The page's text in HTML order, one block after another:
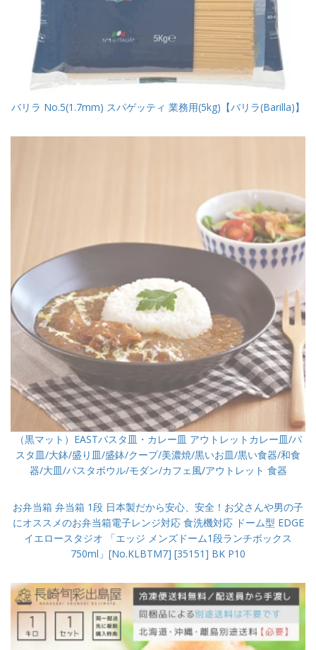
バリラ No.5(1.7mm) スパゲッティ 業務用(5kg)【バリラ(Barilla)】
（黒マット）EASTパスタ皿・カレー皿 アウトレットカレー皿/パ
スタ皿/大鉢/盛り皿/盛鉢/クープ/美濃焼/黒いお皿/黒い食器/和食
器/大皿/パスタボウル/モダン/カフェ風/アウトレット 食器
お弁当箱 弁当箱 1段 日本製だから安心、安全！お父さんや男の子
にオススメのお弁当箱電子レンジ対応 食洗機対応 ドーム型 EDGE
イエロースタジオ 「エッジ メンズドーム1段ランチボックス
750ml」[No.KLBTM7] [35151] BK P10